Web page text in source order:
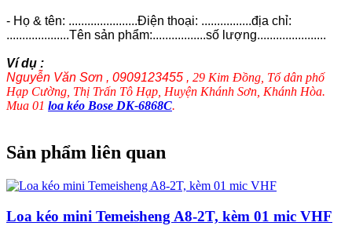
- Họ & tên: ......................Điện thoại: ................địa chỉ:
....................Tên sản phẩm:.................số lượng......................
Ví dụ :
Nguyễn Văn Sơn , 0909123455 , 29 Kim Đồng, Tổ dân phố
Hạp Cường, Thị Trấn Tô Hạp, Huyện Khánh Sơn, Khánh Hòa.
Mua 01 loa kéo Bose DK-6868C.
Sản phẩm liên quan
Loa kéo mini Temeisheng A8-2T, kèm 01 mic VHF